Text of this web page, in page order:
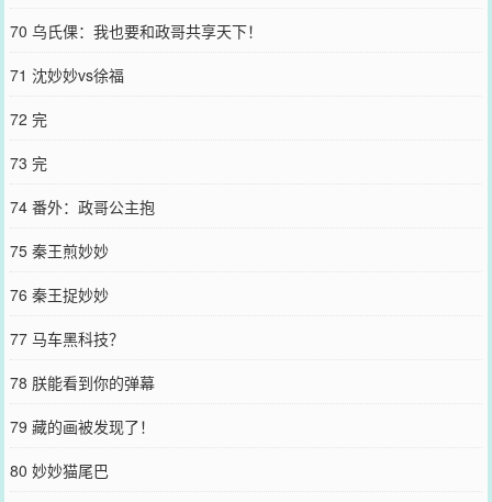
70 乌氏倮：我也要和政哥共享天下！
71 沈妙妙vs徐福
72 完
73 完
74 番外：政哥公主抱
75 秦王煎妙妙
76 秦王捉妙妙
77 马车黑科技？
78 朕能看到你的弹幕
79 藏的画被发现了！
80 妙妙猫尾巴